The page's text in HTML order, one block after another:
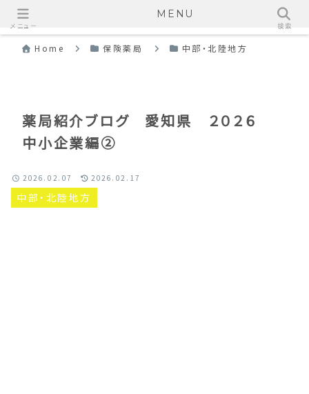
MENU
Home 保険薬局 中部・北陸地方
薬局紹介ブログ 愛知県 ２０２６
中小企業編②
中部・北陸地方
2026.02.07 2026.02.17
メニュー 検索